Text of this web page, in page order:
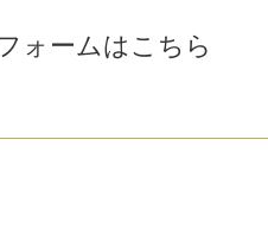
ォームはこちら